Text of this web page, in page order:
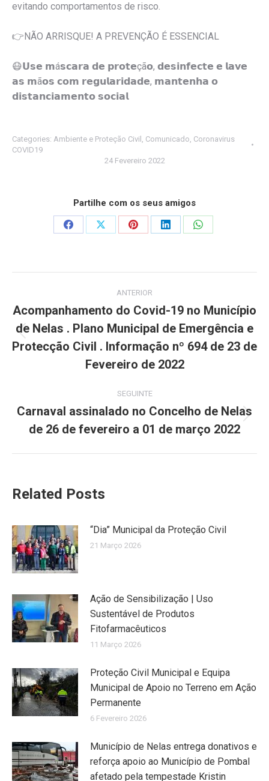
evitando comportamentos de risco.
👉NÃO ARRISQUE! A PREVENÇÃO É ESSENCIAL
😷𝗨𝘀𝗲 𝗺á𝘀𝗰𝗮𝗿𝗮 𝗱𝗲 𝗽𝗿𝗼𝘁𝗲çã𝗼, 𝗱𝗲𝘀𝗶𝗻𝗳𝗲𝗰𝘁𝗲 𝗲 𝗹𝗮𝘃𝗲
𝗮𝘀 𝗺ã𝗼𝘀 𝗰𝗼𝗺 𝗿𝗲𝗴𝘂𝗹𝗮𝗿𝗶𝗱𝗮𝗱𝗲, 𝗺𝗮𝗻𝘁𝗲𝗻𝗵𝗮 𝗼
𝗱𝗶𝘀𝘁𝗮𝗻𝗰𝗶𝗮𝗺𝗲𝗻𝘁𝗼 𝘀𝗼𝗰𝗶𝗮𝗹
Categories: Ambiente e Proteção Civil , Comunicado, Coronavirus
COVID19
24 Fevereiro 2022
Partilhe com os seus amigos
Share
Share
Share
Share
Share
navigation
ANTERIOR
Previous
post:
Acompanhamento do Covid-19 no Município
de Nelas . Plano Municipal de Emergência e
Protecção Civil . Informação nº 694 de 23 de
Fevereiro de 2022
SEGUINTE
post:
Carnaval assinalado no Concelho de Nelas
de 26 de fevereiro a 01 de março 2022
Related Posts
“Dia” Municipal da Proteção Civil
21 Março 2026
Ação de Sensibilização | Uso
Sustentável de Produtos
Fitofarmacêuticos
11 Março 2026
Proteção Civil Municipal e Equipa
Municipal de Apoio no Terreno em Ação
Permanente
6 Fevereiro 2026
Município de Nelas entrega donativos e
reforça apoio ao Município de Pombal
afetado pela tempestade Kristin